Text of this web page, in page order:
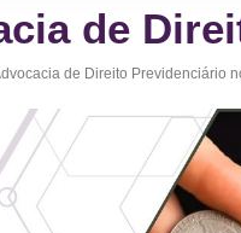
de
de Direito Previdenciário